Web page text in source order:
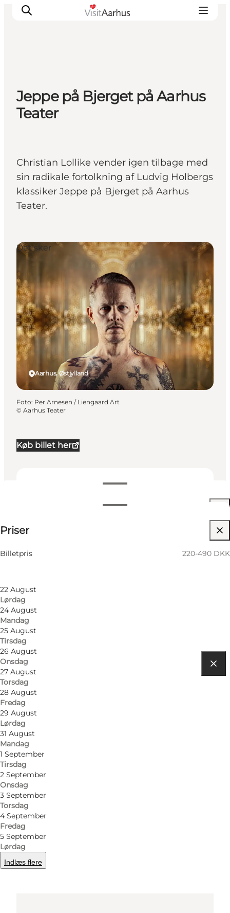
Oplevelser
Kalender
Byer og steder
Jeppe på Bjerget på Aarhus
Teater
Christian Lollike vender igen tilbage med
sin radikale fortolkning af Ludvig Holbergs
klassiker Jeppe på Bjerget på Aarhus
Teater.
Køb billet her
Filtrér efter måned
20 August
Torsdag
22 August
Lørdag
24 August
Mandag
25 August
Tirsdag
26 August
Onsdag
27 August
Torsdag
28 August
Fredag
29 August
Lørdag
31 August
Mandag
1 September
Tirsdag
2 September
Onsdag
3 September
Torsdag
4 September
Fredag
5 September
Lørdag
Indlæs flere
Priser
Billetpris 220-490 DKK
Aarhus, Østjylland
Det sker
Foto: Per Arnesen / Liengaard Art
© Aarhus Teater
Teatergaden 1
8000 Aarhus C
Find vej